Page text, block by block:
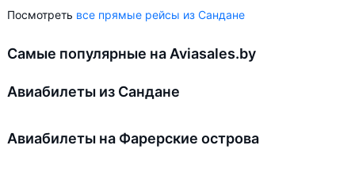
Посмотреть все прямые рейсы из Сандане
Самые популярные на Aviasales.by
Авиабилеты из Сандане
Авиабилеты на Фарерские острова